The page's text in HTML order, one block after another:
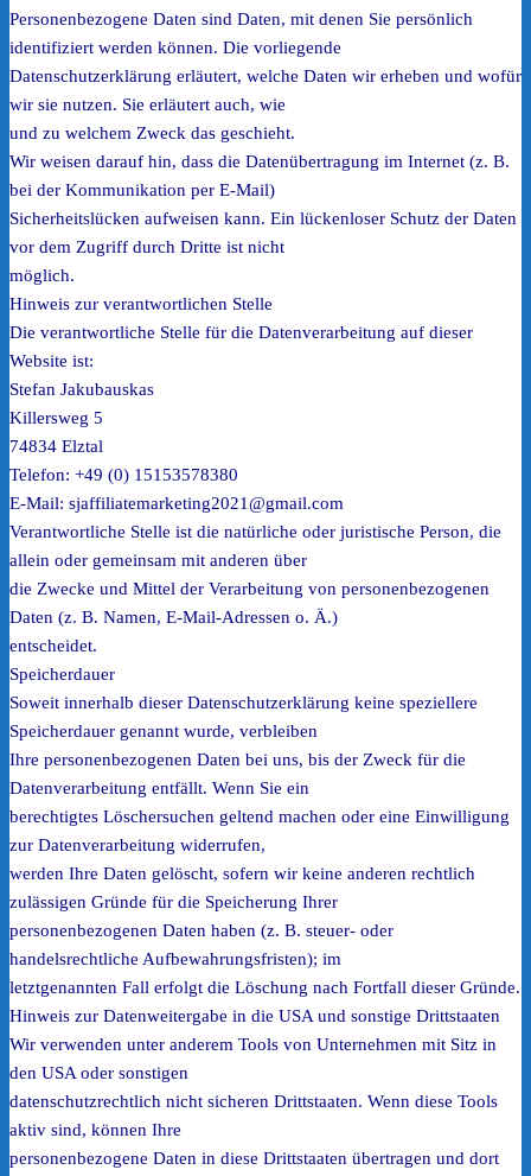
Personenbezogene Daten sind Daten, mit denen Sie persönlich
identifiziert werden können. Die vorliegende
Datenschutzerklärung erläutert, welche Daten wir erheben und wofür
wir sie nutzen. Sie erläutert auch, wie
und zu welchem Zweck das geschieht.
Wir weisen darauf hin, dass die Datenübertragung im Internet (z. B.
bei der Kommunikation per E-Mail)
Sicherheitslücken aufweisen kann. Ein lückenloser Schutz der Daten
vor dem Zugriff durch Dritte ist nicht
möglich.
Hinweis zur verantwortlichen Stelle
Die verantwortliche Stelle für die Datenverarbeitung auf dieser
Website ist:
Stefan Jakubauskas
Killersweg 5
74834 Elztal
Telefon: +49 (0) 15153578380
E-Mail: sjaffiliatemarketing2021@gmail.com
Verantwortliche Stelle ist die natürliche oder juristische Person, die
allein oder gemeinsam mit anderen über
die Zwecke und Mittel der Verarbeitung von personenbezogenen
Daten (z. B. Namen, E-Mail-Adressen o. Ä.)
entscheidet.
Speicherdauer
Soweit innerhalb dieser Datenschutzerklärung keine speziellere
Speicherdauer genannt wurde, verbleiben
Ihre personenbezogenen Daten bei uns, bis der Zweck für die
Datenverarbeitung entfällt. Wenn Sie ein
berechtigtes Löschersuchen geltend machen oder eine Einwilligung
zur Datenverarbeitung widerrufen,
werden Ihre Daten gelöscht, sofern wir keine anderen rechtlich
zulässigen Gründe für die Speicherung Ihrer
personenbezogenen Daten haben (z. B. steuer- oder
handelsrechtliche Aufbewahrungsfristen); im
letztgenannten Fall erfolgt die Löschung nach Fortfall dieser Gründe.
Hinweis zur Datenweitergabe in die USA und sonstige Drittstaaten
Wir verwenden unter anderem Tools von Unternehmen mit Sitz in
den USA oder sonstigen
datenschutzrechtlich nicht sicheren Drittstaaten. Wenn diese Tools
aktiv sind, können Ihre
personenbezogene Daten in diese Drittstaaten übertragen und dort